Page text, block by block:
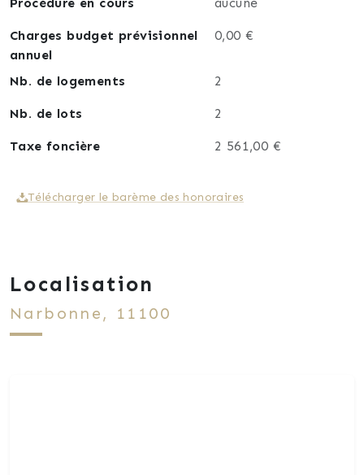
Charges budget prévisionnel
annuel
0,00 €
Nb. de logements 2
Nb. de lots 2
Taxe foncière 2 561,00 €
Télécharger le barème des honoraires
Localisation
Narbonne, 11100